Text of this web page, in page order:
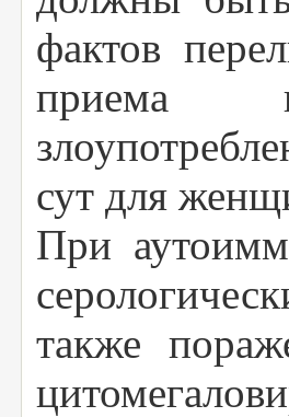
фактов
приема
сут для
При
также